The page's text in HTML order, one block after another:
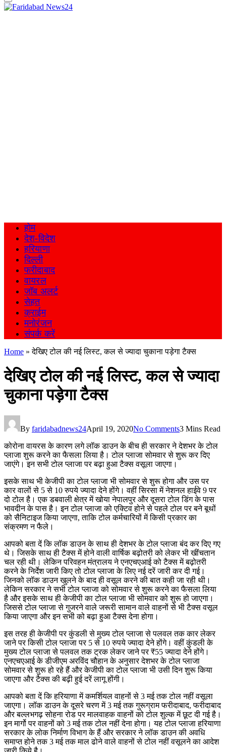
होम
देश-विदेश
हरियाणा
दिल्ली
फरीदाबाद
वायरल
जॉब अलर्ट
सेहत
क्राईम
मनोरंजन
संपर्क करें
Home »देखिए टोल की नई लिस्ट, कल से ज्यादा चुकाना पड़ेगा टैक्स
देखिए टोल की नई लिस्ट, कल से ज्यादा
चुकाना पड़ेगा टैक्स
By faridabadnews24April 19, 2020No Comments3 Mins Read
कोरोना वायरस के कारण लगे लॉक डाउन के बीच ही सरकार ने देशभर के टोल
प्लाजा शुरू करने का फैसला लिया है। टोल प्लाजा सोमवार से शुरू कर दिए
जाएंगे। इन सभी टोल प्लाजा पर बढ़ा हुआ टैक्स वसूला जाएगा।
इसके साथ भी केजीपी का टोल प्लाजा भी सोमवार से शुरू होगा और उस पर
कार वालों से 5 से 10 रुपये ज्यादा देने होंगे। वहीं सिरसा में नेशनल हाईवे 9 पर
दो टोल है। एक डबवाली क्षेत्र में खोया नेपालपुर और दूसरा टोल डिंग के पास
भावदीन के पास है। इन टोल प्लाजा को एक्टिव होने से पहले टोल पर बने बूथों
को सैनिटाइज किया जाएगा, ताकि टोल कर्मचारियों में किसी प्रकार का
संक्रमण न फैले।
आपको बता दें कि लॉक डाउन के साथ ही देशभर के टोल प्लाजा बंद कर दिए गए
थे। जिसके साथ ही टैक्स में होने वाली वार्षिक बढ़ोतरी को लेकर भी खींचतान
चल रही थी। लेकिन परिवहन मंत्रालय ने एनएचएआई को टैक्स में बढ़ोतरी
करने के निर्देश जारी किए तो टोल प्लाजा के लिए नई दरें जारी कर दी गई।
जिनको लॉक डाउन खुलने के बाद ही वसूल करने की बात कही जा रही थी।
लेकिन सरकार ने सभी टोल प्लाजा को सोमवार से शुरू करने का फैसला लिया
है और इसके साथ ही केजीपी का टोल प्लाजा भी सोमवार को शुरू हो जाएगा।
जिससे टोल प्लाजा से गुजरने वाले जरूरी सामान वाले वाहनों से भी टैक्स वसूल
किया जाएगा और इन सभी को बढ़ा हुआ टैक्स देना होगा।
इस तरह ही केजीपी पर कुंडली से मुख्य टोल प्लाजा से पलवल तक कार लेकर
जाने पर किसी टोल प्लाजा पर 5 से 10 रुपये ज्यादा देने होंगे। वहीं कुंडली के
मुख्य टोल प्लाजा से पलवल तक ट्रक लेकर जाने पर ₹55 ज्यादा देने होंगे।
एनएचएआई के डीजीएम अरविंद चौहान के अनुसार देशभर के टोल प्लाजा
सोमवार से शुरू हो रहे हैं और केजीपी का टोल प्लाजा भी उसी दिन शुरू किया
जाएगा और टैक्स की बढ़ी हुई दरें लागू होंगी।
आपको बता दें कि हरियाणा में कमर्शियल वाहनों से 3 मई तक टोल नहीं वसूला
जाएगा। लॉक डाउन के दूसरे चरण में 3 मई तक गुरूग्राम फरीदाबाद, फरीदाबाद
और बल्लभगढ़ सोहना रोड पर मालवाहक वाहनों को टोल शुल्क में छूट दी गई है।
इन मार्गो पर वाहनों को 3 मई तक टोल नहीं देना होगा। यह टोल प्लाजा हरियाणा
सरकार के लोक निर्माण विभाग के हैं और सरकार ने लॉक डाउन की अवधि
समाप्त होने तक 3 मई तक माल ढोने वाले वाहनों से टोल नहीं वसूलने का आदेश